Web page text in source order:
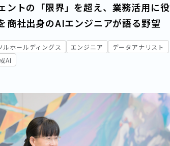
ントの「限界」を超え、業務活用に役
――商社出身のAIエンジニアが語る野望
ルホールディングス エンジニア
データアナリスト
AI